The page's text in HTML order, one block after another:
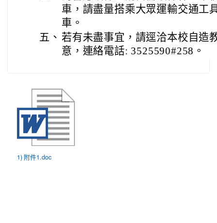
車，請盡量搭乘大眾運輸交通工
車。
五、 若有未盡事宜，請逕洽本校自造
意，連絡電話: 3525590#258。
1) 附件1.doc